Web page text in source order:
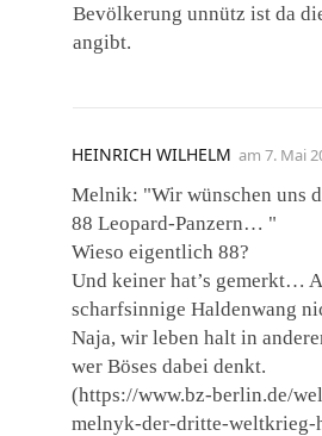
Bevölkerung unnütz ist da
angibt.
HEINRICH WILHELM am 7. Mai
Melnik: "Wir wünschen uns
88 Leopard-Panzern… "
Wieso eigentlich 88?
Und keiner hat’s gemerkt…
scharfsinnige Haldenwang
Naja, wir leben halt in
wer Böses dabei denkt.
(https://www.bz-berlin.de/
melnyk-der-dritte-weltkrieg-